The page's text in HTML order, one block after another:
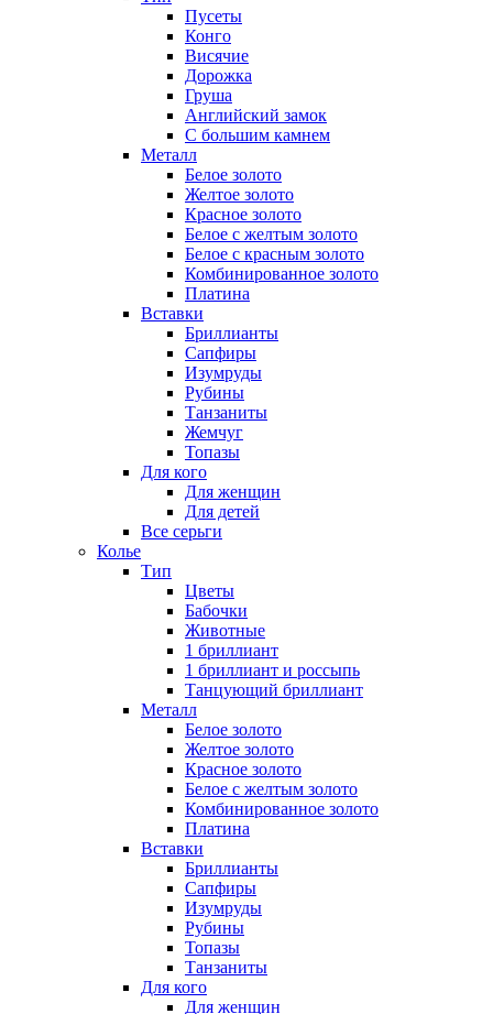
Пусеты
Конго
Висячие
Дорожка
Груша
Английский замок
С большим камнем
Металл
Белое золото
Желтое золото
Красное золото
Белое с желтым золото
Белое с красным золото
Комбинированное золото
Платина
Вставки
Бриллианты
Сапфиры
Изумруды
Рубины
Танзаниты
Жемчуг
Топазы
Для кого
Для женщин
Для детей
Все серьги
Колье
Тип
Цветы
Бабочки
Животные
1 бриллиант
1 бриллиант и россыпь
Танцующий бриллиант
Металл
Белое золото
Желтое золото
Красное золото
Белое с желтым золото
Комбинированное золото
Платина
Вставки
Бриллианты
Сапфиры
Изумруды
Рубины
Топазы
Танзаниты
Для кого
Для женщин